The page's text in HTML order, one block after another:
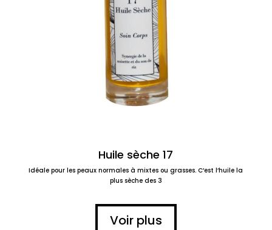
Huile sèche 17
Idéale pour les peaux normales à mixtes ou grasses. C’est l’huile la
plus sèche des 3
Voir plus